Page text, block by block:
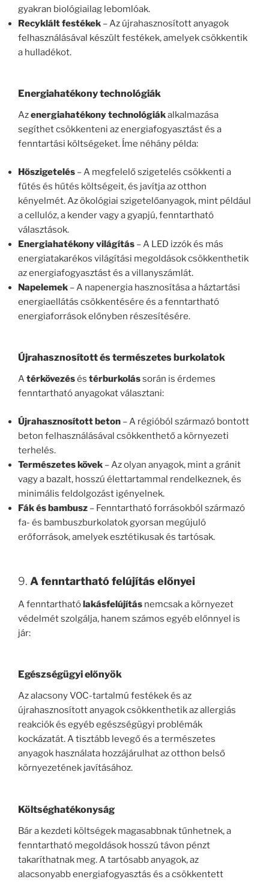
gyakran biológiailag lebomlóak.
Recyklált festékek – Az újrahasznosított anyagok
felhasználásával készült festékek, amelyek csökkentik
a hulladékot.
Energiahatékony technológiák
Azenergiahatékony technológiákalkalmazása
segíthet csökkenteni az energiafogyasztást és a
fenntartási költségeket. Íme néhány példa:
Hőszigetelés – A megfelelő szigetelés csökkenti a
fűtés és hűtés költségeit, és javítja az otthon
kényelmét. Az ökológiai szigetelőanyagok, mint például
a cellulóz, a kender vagy a gyapjú, fenntartható
választások.
Energiahatékony világítás – A LED izzók és más
energiatakarékos világítási megoldások csökkenthetik
az energiafogyasztást és a villanyszámlát.
Napelemek – A napenergia hasznosítása a háztartási
energiaellátás csökkentésére és a fenntartható
energiaforrások előnyben részesítésére.
Újrahasznosított és természetes burkolatok
Atérkövezésés térburkolássorán is érdemes
fenntartható anyagokat választani:
Újrahasznosított beton – A régióból származó bontott
beton felhasználásával csökkenthető a környezeti
terhelés.
Természetes kövek – Az olyan anyagok, mint a gránit
vagy a bazalt, hosszú élettartammal rendelkeznek, és
minimális feldolgozást igényelnek.
Fák és bambusz – Fenntartható forrásokból származó
fa- és bambuszburkolatok gyorsan megújuló
erőforrások, amelyek esztétikusak és tartósak.
9. A fenntartható felújítás előnyei
A fenntarthatólakásfelújítás nemcsak a környezet
védelmét szolgálja, hanem számos egyéb előnnyel is
jár:
Egészségügyi előnyök
Az alacsony VOC-tartalmú festékek és az
újrahasznosított anyagok csökkenthetik az allergiás
reakciók és egyéb egészségügyi problémák
kockázatát. A tisztább levegő és a természetes
anyagok használata hozzájárulhat az otthon belső
környezetének javításához.
Költséghatékonyság
Bár a kezdeti költségek magasabbnak tűnhetnek, a
fenntartható megoldások hosszú távon pénzt
takaríthatnak meg. A tartósabb anyagok, az
alacsonyabb energiafogyasztás és a csökkentett